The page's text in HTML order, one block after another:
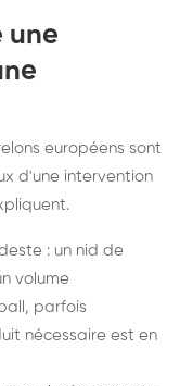
une
européens sont
d'une intervention
: un nid de
volume
parfois
nécessaire est en